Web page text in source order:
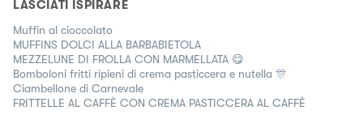
LASCIATI ISPIRARE
Muffin al cioccolato
MUFFINS DOLCI ALLA BARBABIETOLA
MEZZELUNE DI FROLLA CON MARMELLATA 😋
Bomboloni fritti ripieni di crema pasticcera e nutella 🎊
Ciambellone di Carnevale
FRITTELLE AL CAFFÈ CON CREMA PASTICCERA AL CAFFÈ